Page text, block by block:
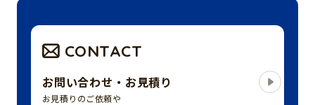
CONTACT
お問い合わせ・お見積り
お見積りのご依頼や